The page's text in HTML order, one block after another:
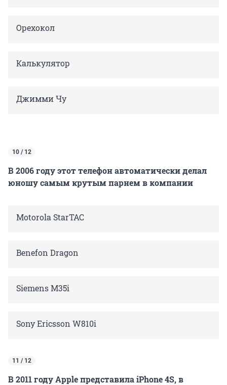
Орехокол
Калькулятор
Джимми Чу
10 / 12
В 2006 году этот телефон автоматически делал
юношу самым крутым парнем в компании
Motorola StarTAC
Benefon Dragon
Siemens M35i
Sony Ericsson W810i
11 / 12
В 2011 году Apple представила iPhone 4S, в